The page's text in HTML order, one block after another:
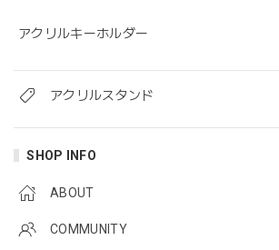
アクリルキーホルダー
アクリルスタンド
SHOP INFO
ABOUT
COMMUNITY